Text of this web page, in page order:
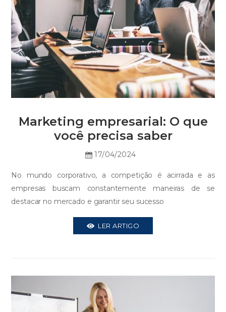
Marketing empresarial: O que
você precisa saber
17/04/2024
No mundo corporativo, a competição é acirrada e as
empresas buscam constantemente maneiras de se
destacar no mercado e garantir seu sucesso
LER ARTIGO